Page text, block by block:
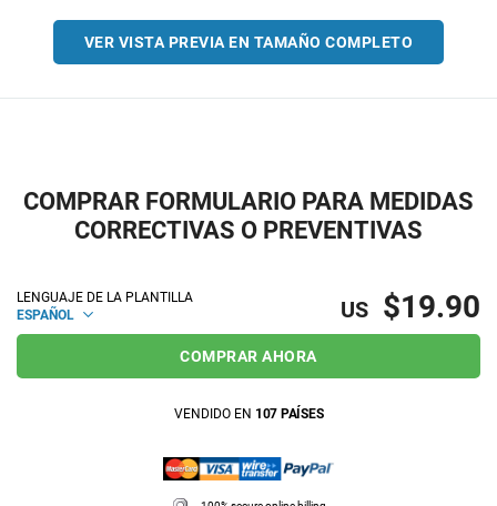
VER VISTA PREVIA EN TAMAÑO COMPLETO
COMPRAR FORMULARIO PARA MEDIDAS
CORRECTIVAS O PREVENTIVAS
LENGUAJE DE LA PLANTILLA
ESPAÑOL
US $19.90
COMPRAR AHORA
VENDIDO EN 107 PAÍSES